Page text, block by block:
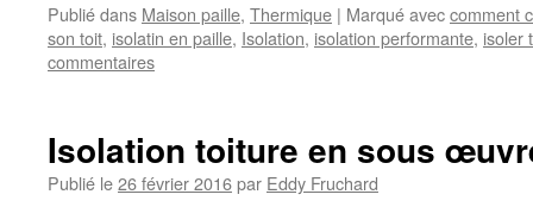
Publié dans Maison paille, Thermique | Marqué aveccomment
son toit, isolatin en paille, Isolation, isolation performante, isoler
commentaires
Isolation toiture en sous
Publié le26 février 2016par Eddy Fruchard